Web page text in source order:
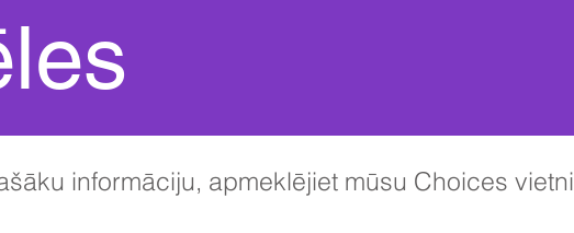
informāciju, apmeklējiet mūsu Choices vietni